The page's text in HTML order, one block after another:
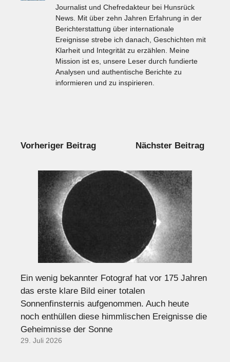
Journalist und Chefredakteur bei Hunsrück
News. Mit über zehn Jahren Erfahrung in der
Berichterstattung über internationale
Ereignisse strebe ich danach, Geschichten mit
Klarheit und Integrität zu erzählen. Meine
Mission ist es, unsere Leser durch fundierte
Analysen und authentische Berichte zu
informieren und zu inspirieren.
Vorheriger Beitrag Nächster Beitrag
Ein wenig bekannter Fotograf hat vor 175 Jahren
das erste klare Bild einer totalen
Sonnenfinsternis aufgenommen. Auch heute
noch enthüllen diese himmlischen Ereignisse die
Geheimnisse der Sonne
29. Juli 2026